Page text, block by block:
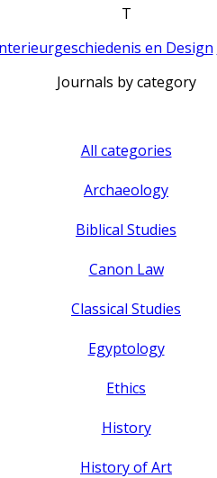
T
en Design
Journals by category
All categories
Archaeology
Biblical Studies
Canon Law
Classical Studies
Egyptology
Ethics
History
History of Art